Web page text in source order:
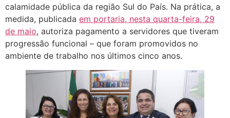
calamidade pública da região Sul do País. Na prática, a
medida, publicada em portaria, nesta quarta-feira, 29
de maio, autoriza pagamento a servidores que tiveram
progressão funcional – que foram promovidos no
ambiente de trabalho nos últimos cinco anos.